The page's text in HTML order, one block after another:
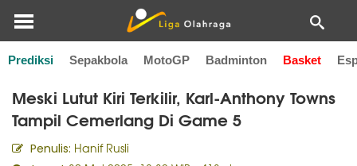
Prediksi Sepakbola MotoGP Badminton Basket
Home Basket
Meski Lutut Kiri Terkilir, Karl-Anthony Towns
Tampil Cemerlang Di Game 5
Penulis: Hanif Rusli